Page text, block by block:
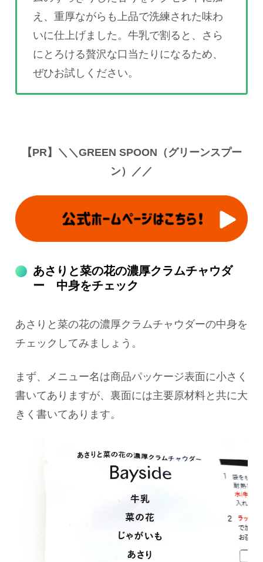
え、重厚ながらも上品で洗練された味わ
いに仕上げました。牛乳で割ると、さら
にとろける贅沢な口当たりになるため、
ぜひお試しください。
【PR】＼＼GREEN SPOON（グリーンスプー
ン）／／
あさりと菜の花の濃厚クラムチャウダ
ー 中身をチェック
あさりと菜の花の濃厚クラムチャウダーの中身を
チェックしてみましょう。
まず、メニュー名は商品パッケージ表面に小さく
書いてありますが、裏面には主要原材料と共に大
きく書いてあります。